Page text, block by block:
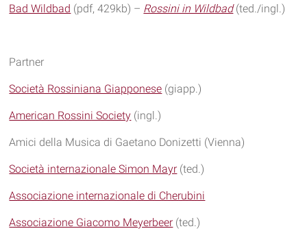
Bad Wildbad (pdf, 429kb) – Rossini in Wildbad(ted./ingl.)
Partner
Società Rossiniana Giapponese (giapp.)
American Rossini Society (ingl.)
Amici della Musica di Gaetano Donizetti (Vienna)
Società internazionale Simon Mayr (ted.)
Associazione internazionale di Cherubini
Associazione Giacomo Meyerbeer (ted.)